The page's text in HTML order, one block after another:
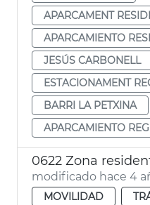
APARCAMENT
APARCAMIENTO
JESÚS CARBONELL
ESTACIONAMENT
BARRI LA PETXINA
APARCAMIENTO
0622 Zona
modificado hace 4
MOVILIDAD